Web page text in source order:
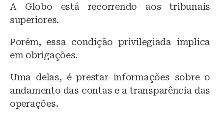
A Globo está recorrendo aos tribunais
superiores.
Porém, essa condição privilegiada implica
em obrigações.
Uma delas, é prestar informações sobre o
andamento das contas e a transparência das
operações.